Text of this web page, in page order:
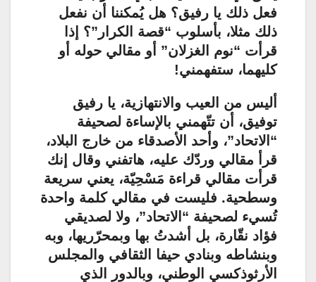
فعل ذلك يا رفيق؟ هل يُمكننا أن نفعل
ذلك مثلا، بأسلوب “قصة الكرار”؟ إذا
قرأت “نوم الغزلان” أو مقالي حوله أو
كليهما، ستفهمني!
أليس من العيب والانتهازية، يا رفيق
توفيق، أن تتّهمني بالإساءة لصحيفة
“الاتحاد”، وأحد الأصدقاء من خارج البلاد،
قرأ مقالي وردّك عليه، هاتفني وقال إنك
قرأت مقالي قراءة مَسْحِيّة، يعني سريعة
وسطحية. فليست في مقالي كلمة واحدة
تُسيء لصحيفة “الاتحاد”، ولا لصديقي
فؤاد نقّارة، بل أشدتُ بها وبمحرّريها، وبه
وبنشاطه وبنادي حيفا الثقافي والمجلس
الأرثوذكسي الوطني، وبالدور الذي